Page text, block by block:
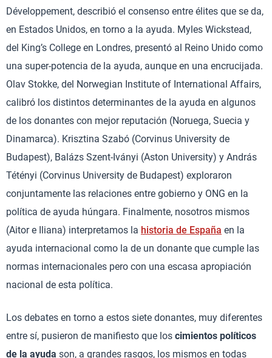
Développement, describió el consenso entre élites que se da,
en Estados Unidos, en torno a la ayuda. Myles Wickstead,
del King’s College en Londres, presentó al Reino Unido como
una super-potencia de la ayuda, aunque en una encrucijada.
Olav Stokke, del Norwegian Institute of International Affairs,
calibró los distintos determinantes de la ayuda en algunos
de los donantes con mejor reputación (Noruega, Suecia y
Dinamarca). Krisztina Szabó (Corvinus University de
Budapest), Balázs Szent-Iványi (Aston University) y András
Tétényi (Corvinus University de Budapest) exploraron
conjuntamente las relaciones entre gobierno y ONG en la
política de ayuda húngara. Finalmente, nosotros mismos
(Aitor e Iliana) interpretamos la historia de España en la
ayuda internacional como la de un donante que cumple las
normas internacionales pero con una escasa apropiación
nacional de esta política.
Los debates en torno a estos siete donantes, muy diferentes
entre sí, pusieron de manifiesto que los cimientos políticos
de la ayuda son, a grandes rasgos, los mismos en todas